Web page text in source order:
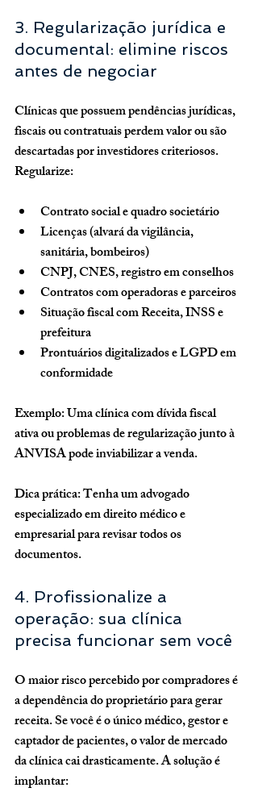
3. Regularização jurídica e
documental: elimine riscos
antes de negociar
Clínicas que possuem pendências jurídicas,
fiscais ou contratuais perdem valor ou são
descartadas por investidores criteriosos.
Regularize:
Contrato social e quadro societário
Licenças (alvará da vigilância,
sanitária, bombeiros)
CNPJ, CNES, registro em conselhos
Contratos com operadoras e parceiros
Situação fiscal com Receita, INSS e
prefeitura
Prontuários digitalizados e LGPD em
conformidade
Exemplo: Uma clínica com dívida fiscal
ativa ou problemas de regularização junto à
ANVISA pode inviabilizar a venda.
Dica prática: Tenha um advogado
especializado em direito médico e
empresarial para revisar todos os
documentos.
4. Profissionalize a
operação: sua clínica
precisa funcionar sem você
O maior risco percebido por compradores é
a dependência do proprietário para gerar
receita. Se você é o único médico, gestor e
captador de pacientes, o valor de mercado
da clínica cai drasticamente. A solução é
implantar: